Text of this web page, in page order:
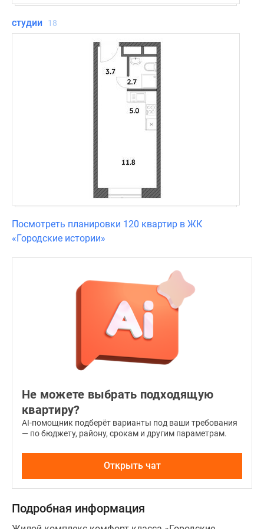
площадь
студии 18
Посмотреть планировки 120 квартир в ЖК
«Городские истории»
Не можете выбрать подходящую
квартиру?
AI-помощник подберёт варианты под ваши требования
— по бюджету, району, срокам и другим параметрам.
Открыть чат
Подробная информация